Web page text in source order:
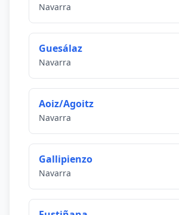
Navarra
Guesálaz
Navarra
Aoiz/Agoitz
Navarra
Gallipienzo
Navarra